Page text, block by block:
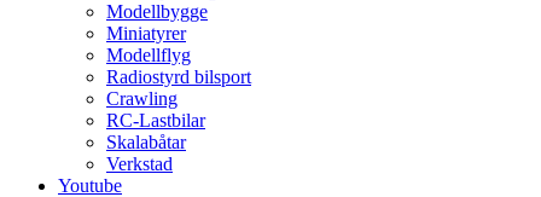
Modellbygge
Miniatyrer
Modellflyg
Radiostyrd bilsport
Crawling
RC-Lastbilar
Skalabåtar
Verkstad
Youtube